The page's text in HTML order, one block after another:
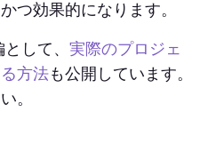
つ効果的になります。
して、 実際のプロジェ
方法も公開しています。
。